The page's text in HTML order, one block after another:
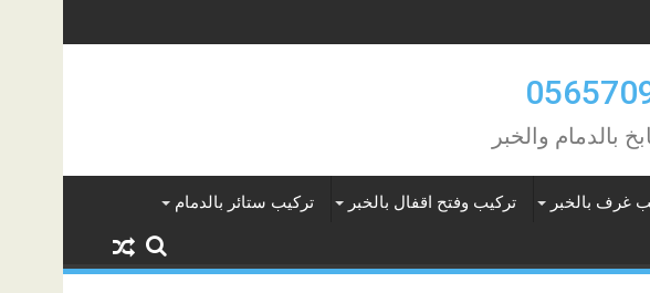
والخبر
غرف بالخبر تركيب وفتح اقفال بالخبر تركيب ستائر بالدمام